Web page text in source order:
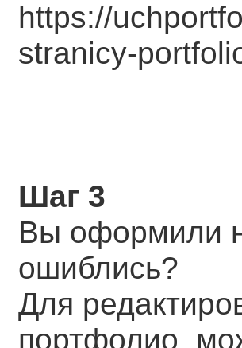
https://
stranicy-
Шаг 3
Вы оформили
ошиблись?
Для
портфолио